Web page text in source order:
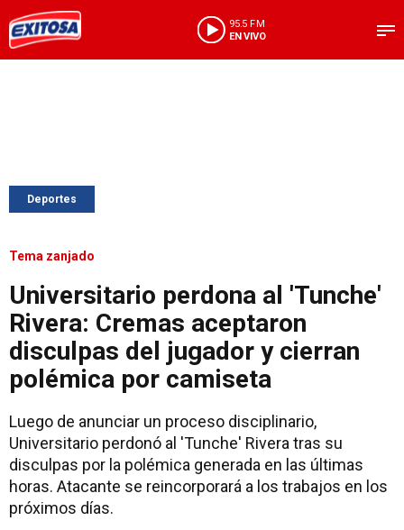
95.5 FM
EN VIVO
Deportes
Tema zanjado
Universitario perdona al 'Tunche'
Rivera: Cremas aceptaron
disculpas del jugador y cierran
polémica por camiseta
Luego de anunciar un proceso disciplinario,
Universitario perdonó al 'Tunche' Rivera tras su
disculpas por la polémica generada en las últimas
horas. Atacante se reincorporará a los trabajos en los
próximos días.